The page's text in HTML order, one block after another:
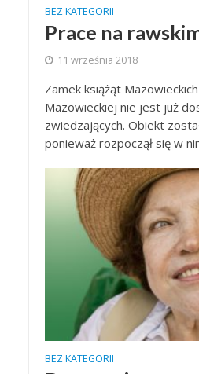
BEZ KATEGORII
Prace na
11 września 2018
Zamek książąt
Mazowieckiej nie jest już
zwiedzających. Obiekt
ponieważ rozpoczął się w
BEZ KATEGORII